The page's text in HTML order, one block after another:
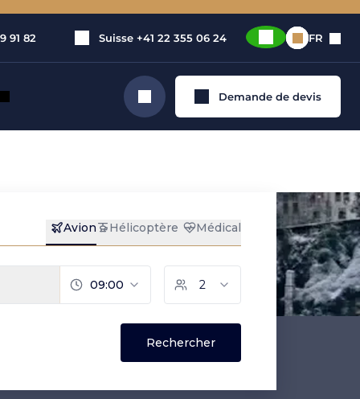
91 82 Suisse +41 22 355 06 24 FR
Rechercher Demande de devis